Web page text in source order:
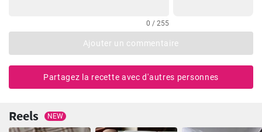
0 / 255
Ajouter un commentaire
Partagez la recette avec d'autres personnes
Reels NEW